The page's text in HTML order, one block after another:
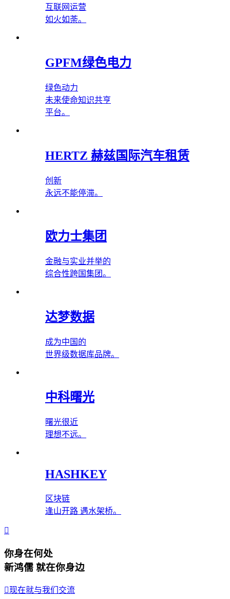
互联网运营
如火如荼。
GPFM绿色电力
绿色动力
未来使命知识共亨
平台。
HERTZ 赫兹国际汽车租赁
创新
永远不能停滞。
欧力士集团
金融与实业并举的
综合性跨国集团。
达梦数据
成为中国的
世界级数据库品牌。
中科曙光
曙光很近
理想不远。
HASHKEY
区块链
逢山开路 遇水架桥。
你身在何处
新鸿儒 就在你身边
现在就与我们交流